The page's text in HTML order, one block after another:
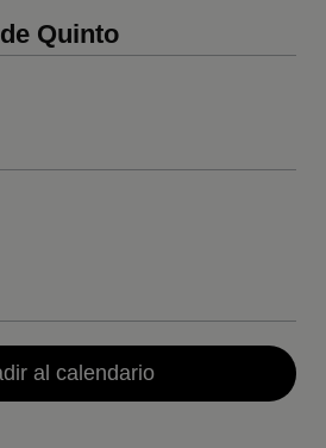
Quinto
al calendario